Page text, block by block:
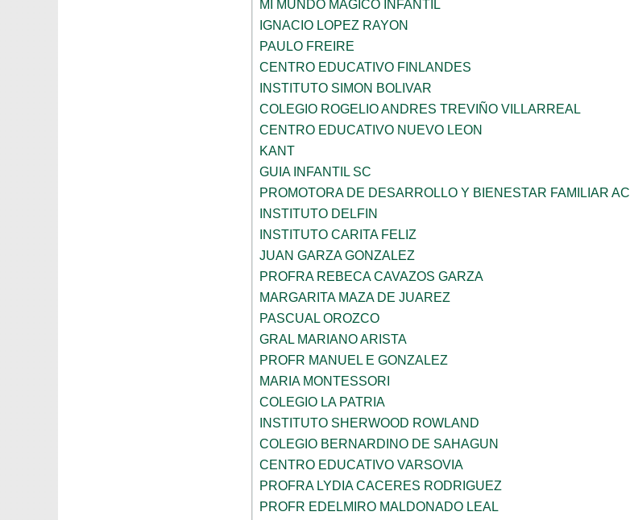
MI MUNDO MAGICO INFANTIL
IGNACIO LOPEZ RAYON
PAULO FREIRE
CENTRO EDUCATIVO FINLANDES
INSTITUTO SIMON BOLIVAR
COLEGIO ROGELIO ANDRES TREVIÑO VILLARREAL
CENTRO EDUCATIVO NUEVO LEON
KANT
GUIA INFANTIL SC
PROMOTORA DE DESARROLLO Y BIENESTAR FAMILIAR AC
INSTITUTO DELFIN
INSTITUTO CARITA FELIZ
JUAN GARZA GONZALEZ
PROFRA REBECA CAVAZOS GARZA
MARGARITA MAZA DE JUAREZ
PASCUAL OROZCO
GRAL MARIANO ARISTA
PROFR MANUEL E GONZALEZ
MARIA MONTESSORI
COLEGIO LA PATRIA
INSTITUTO SHERWOOD ROWLAND
COLEGIO BERNARDINO DE SAHAGUN
CENTRO EDUCATIVO VARSOVIA
PROFRA LYDIA CACERES RODRIGUEZ
PROFR EDELMIRO MALDONADO LEAL